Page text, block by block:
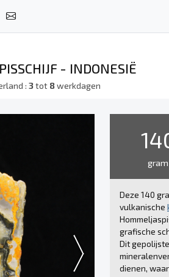
- INDONESIË
: 3tot 8werkdagen
gram
Deze 140
vulkanische
grafische
Dit
dienen,